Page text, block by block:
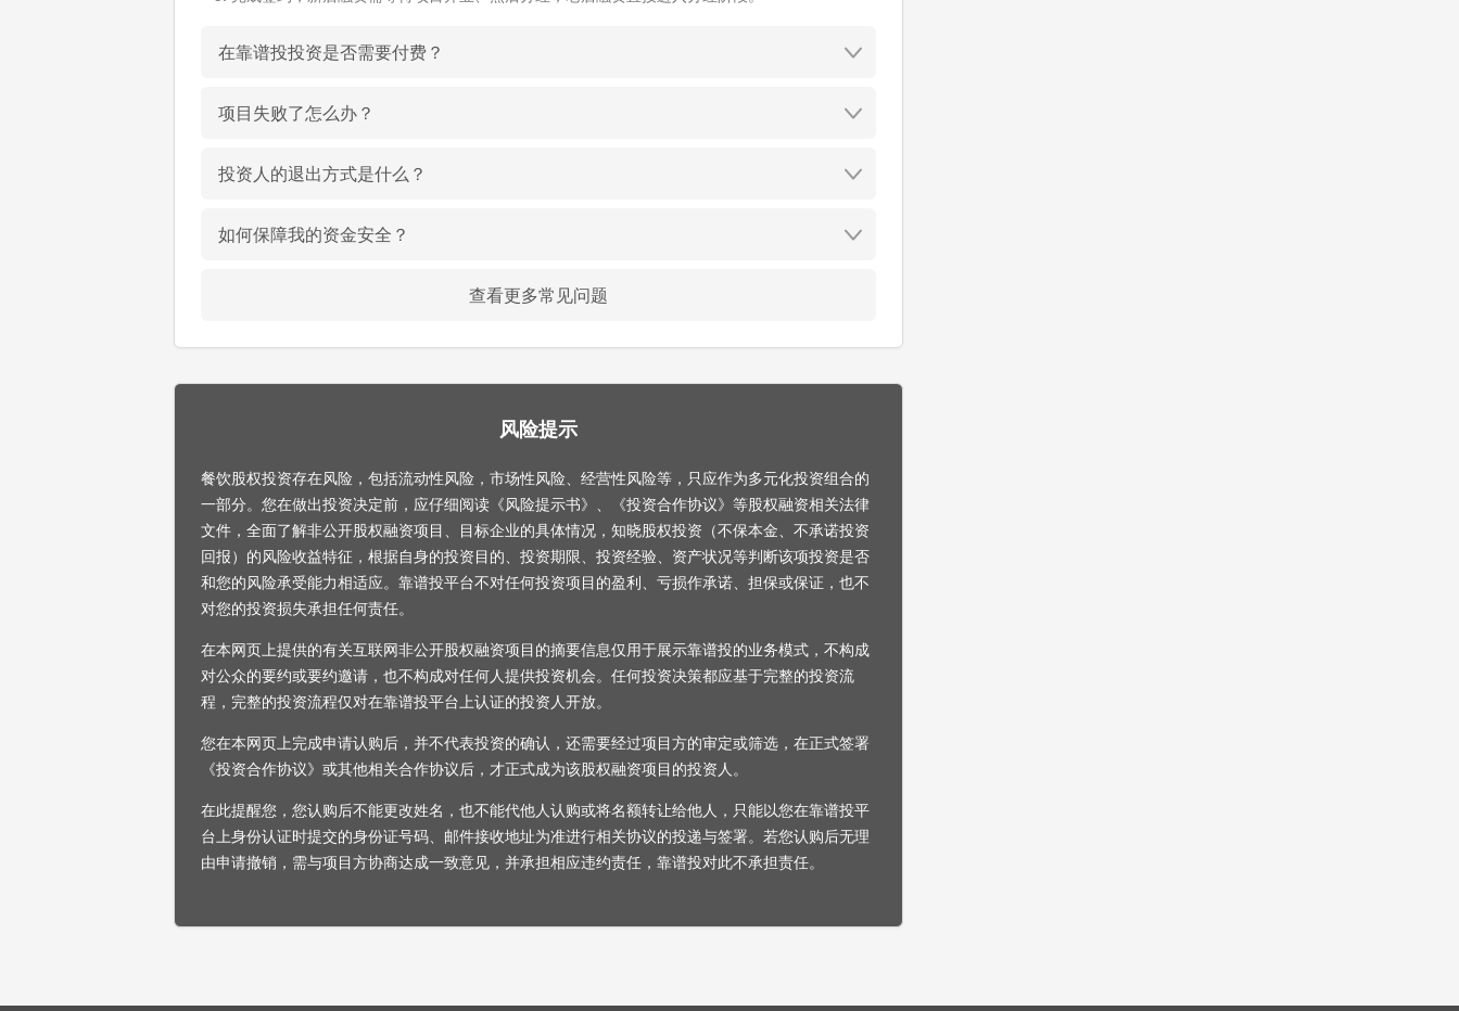
在靠谱投投资是否需要付费？
项目失败了怎么办？
投资人的退出方式是什么？
如何保障我的资金安全？
查看更多常见问题
风险提示
餐饮股权投资存在风险，包括流动性风险，市场性风险、经营性风险等，只应作为多元化投资组合的
一部分。您在做出投资决定前，应仔细阅读《风险提示书》、《投资合作协议》等股权融资相关法律
文件，全面了解非公开股权融资项目、目标企业的具体情况，知晓股权投资（不保本金、不承诺投资
回报）的风险收益特征，根据自身的投资目的、投资期限、投资经验、资产状况等判断该项投资是否
和您的风险承受能力相适应。靠谱投平台不对任何投资项目的盈利、亏损作承诺、担保或保证，也不
对您的投资损失承担任何责任。
在本网页上提供的有关互联网非公开股权融资项目的摘要信息仅用于展示靠谱投的业务模式，不构成
对公众的要约或要约邀请，也不构成对任何人提供投资机会。任何投资决策都应基于完整的投资流
程，完整的投资流程仅对在靠谱投平台上认证的投资人开放。
您在本网页上完成申请认购后，并不代表投资的确认，还需要经过项目方的审定或筛选，在正式签署
《投资合作协议》或其他相关合作协议后，才正式成为该股权融资项目的投资人。
在此提醒您，您认购后不能更改姓名，也不能代他人认购或将名额转让给他人，只能以您在靠谱投平
台上身份认证时提交的身份证号码、邮件接收地址为准进行相关协议的投递与签署。若您认购后无理
由申请撤销，需与项目方协商达成一致意见，并承担相应违约责任，靠谱投对此不承担责任。